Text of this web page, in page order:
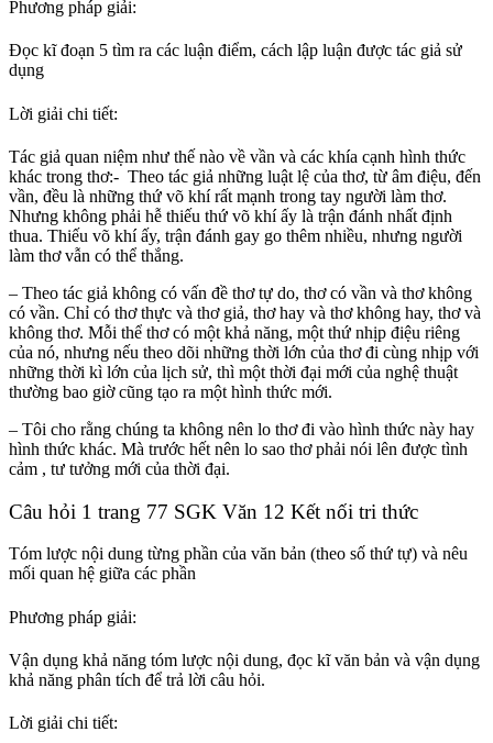
Phương pháp giải:
Đọc kĩ đoạn 5 tìm ra các luận điểm, cách lập luận được tác giả sử
dụng
Lời giải chi tiết:
Tác giả quan niệm như thế nào về vần và các khía cạnh hình thức
khác trong thơ:- Theo tác giả những luật lệ của thơ, từ âm điệu, đến
vần, đều là những thứ võ khí rất mạnh trong tay người làm thơ.
Nhưng không phải hễ thiếu thứ võ khí ấy là trận đánh nhất định
thua. Thiếu võ khí ấy, trận đánh gay go thêm nhiều, nhưng người
làm thơ vẫn có thể thắng.
– Theo tác giả không có vấn đề thơ tự do, thơ có vần và thơ không
có vần. Chỉ có thơ thực và thơ giả, thơ hay và thơ không hay, thơ và
không thơ. Mỗi thể thơ có một khả năng, một thứ nhịp điệu riêng
của nó, nhưng nếu theo dõi những thời lớn của thơ đi cùng nhịp với
những thời kì lớn của lịch sử, thì một thời đại mới của nghệ thuật
thường bao giờ cũng tạo ra một hình thức mới.
– Tôi cho rằng chúng ta không nên lo thơ đi vào hình thức này hay
hình thức khác. Mà trước hết nên lo sao thơ phải nói lên được tình
cảm , tư tưởng mới của thời đại.
Câu hỏi 1 trang 77 SGK Văn 12 Kết nối tri thức
Tóm lược nội dung từng phần của văn bản (theo số thứ tự) và nêu
mối quan hệ giữa các phần
Phương pháp giải:
Vận dụng khả năng tóm lược nội dung, đọc kĩ văn bản và vận dụng
khả năng phân tích để trả lời câu hỏi.
Lời giải chi tiết: